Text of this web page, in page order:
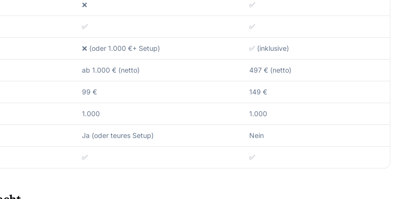
❌ ✅
✅ ✅
❌ (oder 1.000 €+ Setup) ✅ (inklusive)
ab 1.000 € (netto) 497 € (netto)
99 € 149 €
1.000 1.000
Ja (oder teures Setup) Nein
✅ ✅